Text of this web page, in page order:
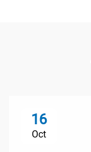
16
Oct